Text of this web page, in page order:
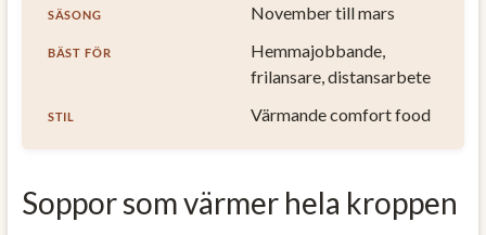
SÄSONG November till mars
BÄST FÖR
Hemmajobbande,
frilansare, distansarbete
STIL Värmande comfort food
Soppor som värmer hela kroppen